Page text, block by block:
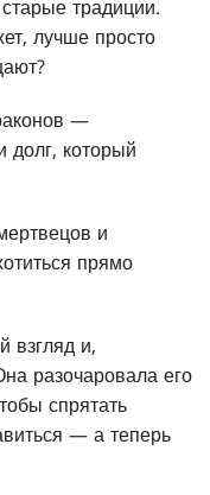
традиции.
лучше просто
—
долг, который
и
прямо
взгляд и,
разочаровала его
спрятать
— а теперь